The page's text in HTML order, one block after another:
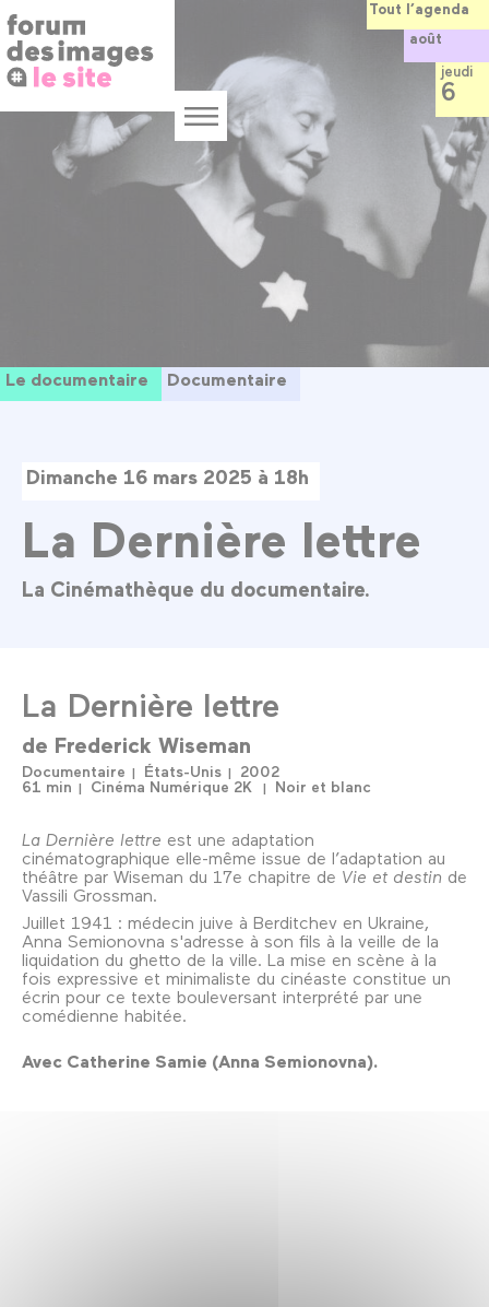
au
contenu
principal
Menu
Le documentaire Documentaire
Dimanche 16 mars 2025 à 18h
La Dernière lettre
La Cinémathèque du documentaire.
La Dernière lettre
de Frederick Wiseman
Documentaire États-Unis
2002
61 min
Cinéma Numérique 2K Noir et blanc
La Dernière lettre est une adaptation
cinématographique elle-même issue de l’adaptation au
théâtre par Wiseman du 17e chapitre de Vie et destin de
Vassili Grossman.
Juillet 1941 : médecin juive à Berditchev en Ukraine,
Anna Semionovna s'adresse à son fils à la veille de la
liquidation du ghetto de la ville. La mise en scène à la
fois expressive et minimaliste du cinéaste constitue un
écrin pour ce texte bouleversant interprété par une
comédienne habitée.
Avec Catherine Samie (Anna Semionovna).
Tout l’agenda
août
jeudi
6